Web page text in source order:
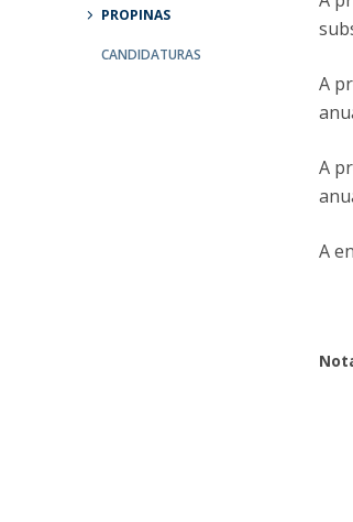
Porquê escolher um Mestrado na
Bolsas de Estudo
Provedorias
PROPINAS
CANDIDATURAS
A
A
A